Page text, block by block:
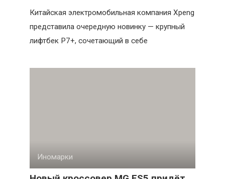
Китайская электромобильная компания Xpeng
представила очередную новинку — крупный
лифтбек P7+, сочетающий в себе
Иномарки